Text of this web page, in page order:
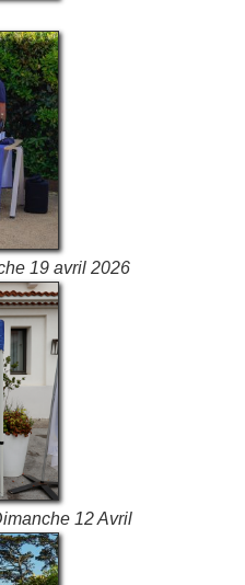
19 avril 2026
12 Avril